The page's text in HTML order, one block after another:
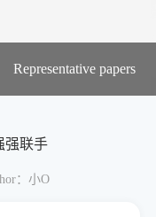
Representative papers
强联手
：小O